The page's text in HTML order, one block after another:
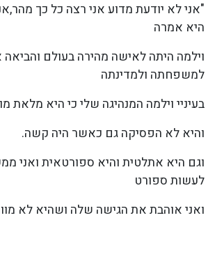
"אני לא יודעת מדוע אני רצה כל כך
היא אמרה
וילמה היתה לאישה מהירה בעולם
למשפחתה ולמדינתה
בעיניי וילמה המנהיגה שלי כי היא מלאת
והיא לא הפסיקה גם כאשר היה קשה.
וגם היא אתלטית והיא ספורטאית ואני
לעשות ספורט
ואני אוהבת את הגישה שלה ושהיא לא